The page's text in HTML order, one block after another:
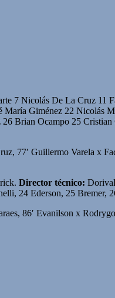
7 Nicolás De La Cruz 11
María Giménez 22 Nicolás
Brian Ocampo 25
77′ Guillermo Varela x
Director técnico:
24 Ederson, 25 Bremer,
86′ Evanilson x